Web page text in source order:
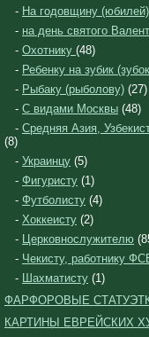
- На годовщину
- на день святого
- Охотнику (48)
- Ребенку на зубик
- Рыбаку (рыболову) (27)
- С видами Москвы (48)
- Средняя Азия,
(8)
- Украинцу (5)
- Фигуристу (1)
- Футболисту (4)
- Хоккеисту (2)
- Церковнослужителю
- Чекисту, работнику
- Шахматисту (1)
ФАРФОРОВЫЕ
КАРТИНЫ ЕВРЕЙСКИХ